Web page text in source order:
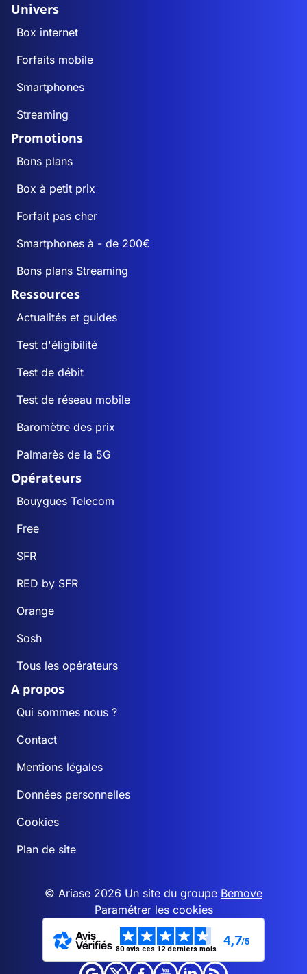
Univers
Box internet
Forfaits mobile
Smartphones
Streaming
Promotions
Bons plans
Box à petit prix
Forfait pas cher
Smartphones à - de 200€
Bons plans Streaming
Ressources
Actualités et guides
Test d'éligibilité
Test de débit
Test de réseau mobile
Baromètre des prix
Palmarès de la 5G
Opérateurs
Bouygues Telecom
Free
SFR
RED by SFR
Orange
Sosh
Tous les opérateurs
A propos
Qui sommes nous ?
Contact
Mentions légales
Données personnelles
Cookies
Plan de site
© Ariase 2026 Un site du groupe Bemove
Paramétrer les cookies
80 avis ces 12 derniers mois
4,7/5